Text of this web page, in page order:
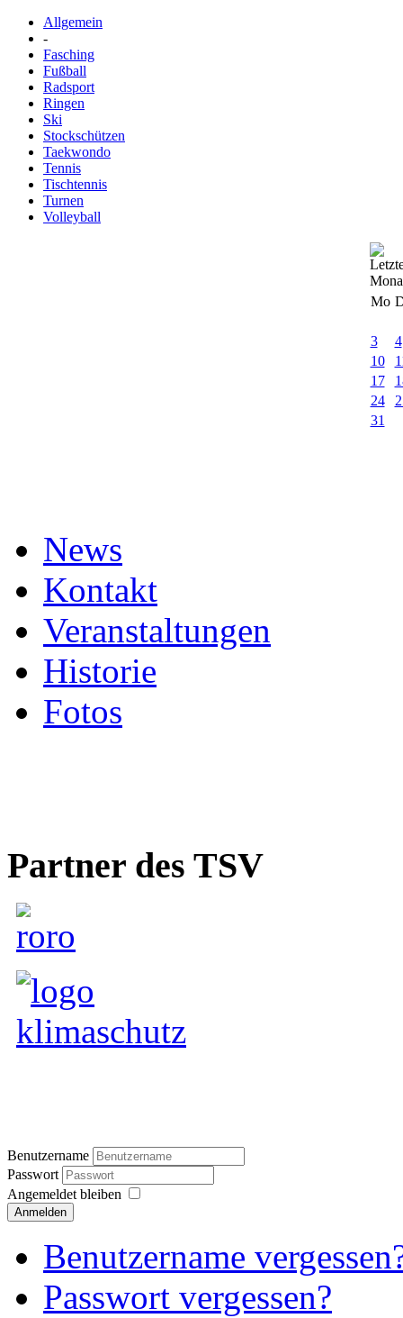
Allgemein
-
Fasching
Fußball
Radsport
Ringen
Ski
Stockschützen
Taekwondo
Tennis
Tischtennis
Turnen
Volleyball
Mo
3
4
10
17
24
31
News
Kontakt
Veranstaltungen
Historie
Fotos
Partner des TSV
Benutzername
Passwort
Angemeldet bleiben
Anmelden
Benutzername
Passwort vergessen?